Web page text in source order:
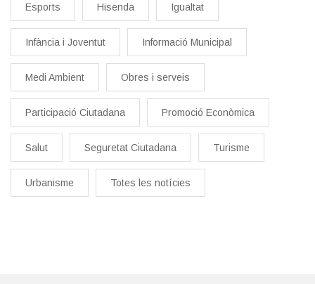
Esports Hisenda Igualtat
Infància i Joventut Informació Municipal
Medi Ambient Obres i serveis
Participació Ciutadana Promoció Econòmica
Salut Seguretat Ciutadana Turisme
Urbanisme Totes les notícies